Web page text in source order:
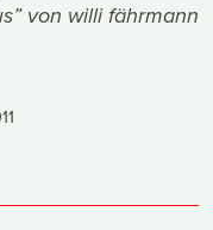
von willi fährmann